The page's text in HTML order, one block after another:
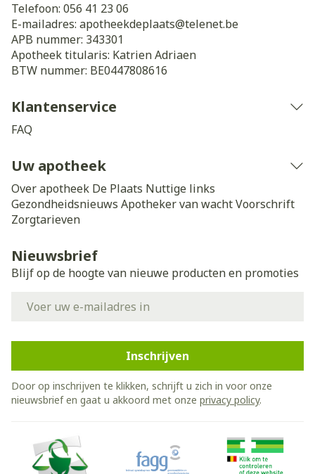
Telefoon: 056 41 23 06
E-mailadres: apotheekdeplaats@telenet.be
APB nummer: 343301
Apotheek titularis: Katrien Adriaen
BTW nummer: BE0447808616
Klantenservice
FAQ
Uw apotheek
Over apotheek De Plaats Nuttige links
Gezondheidsnieuws Apotheker van wachtVoorschrift
Zorgtarieven
Nieuwsbrief
Blijf op de hoogte van nieuwe producten en promoties
Inschrijven
Door op inschrijven te klikken, schrijft u zich in voor onze
nieuwsbrief en gaat u akkoord met onze privacy policy.